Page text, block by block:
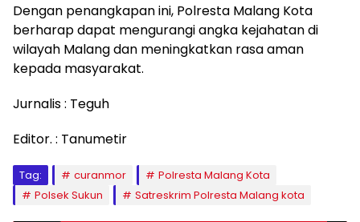
Dengan penangkapan ini, Polresta Malang Kota
berharap dapat mengurangi angka kejahatan di
wilayah Malang dan meningkatkan rasa aman
kepada masyarakat.
Jurnalis : Teguh
Editor. : Tanumetir
Tag: curanmor
Polresta Malang Kota
Polsek Sukun
Satreskrim Polresta Malang kota